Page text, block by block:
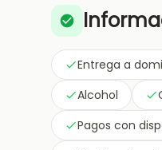
Entrega a
Alcohol
Pagos con